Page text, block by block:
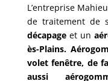
L’entreprise
de traitement de
décapageet un
ès-Plains.
volet fenêtre, de
aussi